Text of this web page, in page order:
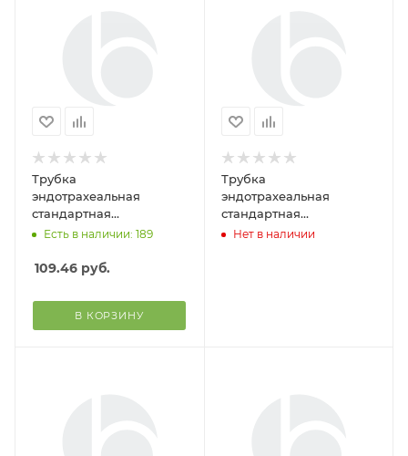
Трубка
эндотрахеальная
стандартная
одноразового исп. с
Healthcare)
Есть в наличии: 189
109.46 руб.
В КОРЗИНУ
Трубка
эндотрахеальная
стандартная
одноразового исп. без
Нет в наличии